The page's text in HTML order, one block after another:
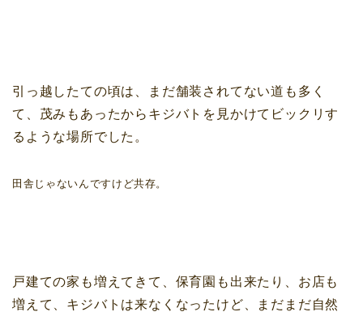
引っ越したての頃は、まだ舗装されてない道も多く
て、茂みもあったからキジバトを見かけてビックリす
るような場所でした。
田舎じゃないんですけど共存。
戸建ての家も増えてきて、保育園も出来たり、お店も
増えて、キジバトは来なくなったけど、まだまだ自然